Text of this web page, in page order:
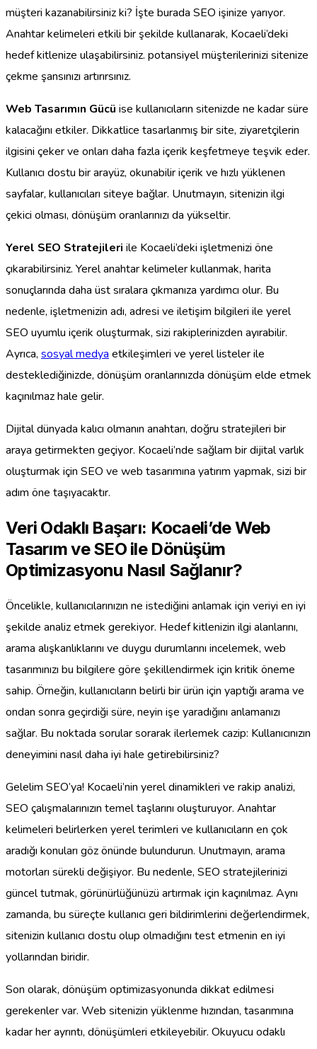
müşteri kazanabilirsiniz ki? İşte burada SEO işinize yarıyor.
Anahtar kelimeleri etkili bir şekilde kullanarak, Kocaeli’deki
hedef kitlenize ulaşabilirsiniz. potansiyel müşterilerinizi sitenize
çekme şansınızı artırırsınız.
Web Tasarımın Gücü ise kullanıcıların sitenizde ne kadar süre
kalacağını etkiler. Dikkatlice tasarlanmış bir site, ziyaretçilerin
ilgisini çeker ve onları daha fazla içerik keşfetmeye teşvik eder.
Kullanıcı dostu bir arayüz, okunabilir içerik ve hızlı yüklenen
sayfalar, kullanıcıları siteye bağlar. Unutmayın, sitenizin ilgi
çekici olması, dönüşüm oranlarınızı da yükseltir.
Yerel SEO Stratejileri ile Kocaeli’deki işletmenizi öne
çıkarabilirsiniz. Yerel anahtar kelimeler kullanmak, harita
sonuçlarında daha üst sıralara çıkmanıza yardımcı olur. Bu
nedenle, işletmenizin adı, adresi ve iletişim bilgileri ile yerel
SEO uyumlu içerik oluşturmak, sizi rakiplerinizden ayırabilir.
Ayrıca, sosyal medya etkileşimleri ve yerel listeler ile
desteklediğinizde, dönüşüm oranlarınızda dönüşüm elde etmek
kaçınılmaz hale gelir.
Dijital dünyada kalıcı olmanın anahtarı, doğru stratejileri bir
araya getirmekten geçiyor. Kocaeli’nde sağlam bir dijital varlık
oluşturmak için SEO ve web tasarımına yatırım yapmak, sizi bir
adım öne taşıyacaktır.
Veri Odaklı Başarı: Kocaeli’de Web
Tasarım ve SEO ile Dönüşüm
Optimizasyonu Nasıl Sağlanır?
Öncelikle, kullanıcılarınızın ne istediğini anlamak için veriyi en iyi
şekilde analiz etmek gerekiyor. Hedef kitlenizin ilgi alanlarını,
arama alışkanlıklarını ve duygu durumlarını incelemek, web
tasarımınızı bu bilgilere göre şekillendirmek için kritik öneme
sahip. Örneğin, kullanıcıların belirli bir ürün için yaptığı arama ve
ondan sonra geçirdiği süre, neyin işe yaradığını anlamanızı
sağlar. Bu noktada sorular sorarak ilerlemek cazip: Kullanıcınızın
deneyimini nasıl daha iyi hale getirebilirsiniz?
Gelelim SEO’ya! Kocaeli’nin yerel dinamikleri ve rakip analizi,
SEO çalışmalarınızın temel taşlarını oluşturuyor. Anahtar
kelimeleri belirlerken yerel terimleri ve kullanıcıların en çok
aradığı konuları göz önünde bulundurun. Unutmayın, arama
motorları sürekli değişiyor. Bu nedenle, SEO stratejilerinizi
güncel tutmak, görünürlüğünüzü artırmak için kaçınılmaz. Aynı
zamanda, bu süreçte kullanıcı geri bildirimlerini değerlendirmek,
sitenizin kullanıcı dostu olup olmadığını test etmenin en iyi
yollarından biridir.
Son olarak, dönüşüm optimizasyonunda dikkat edilmesi
gerekenler var. Web sitenizin yüklenme hızından, tasarımına
kadar her ayrıntı, dönüşümleri etkileyebilir. Okuyucu odaklı